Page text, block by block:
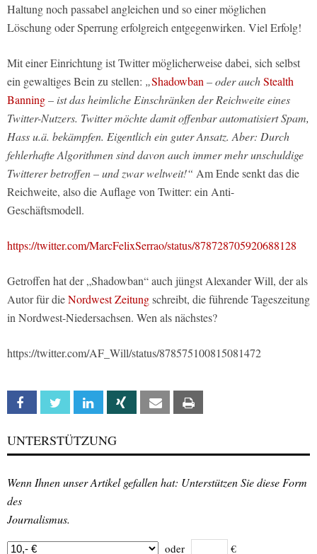
Haltung noch passabel angleichen und so einer möglichen
Löschung oder Sperrung erfolgreich entgegenwirken. Viel Erfolg!
Mit einer Einrichtung ist Twitter möglicherweise dabei, sich selbst
ein gewaltiges Bein zu stellen: „Shadowban – oder auchStealth
Banning– ist das heimliche Einschränken der Reichweite eines
Twitter-Nutzers. Twitter möchte damit offenbar automatisiert Spam,
Hass u.ä. bekämpfen. Eigentlich ein guter Ansatz. Aber: Durch
fehlerhafte Algorithmen sind davon auch immer mehr unschuldige
Twitterer betroffen – und zwar weltweit!“ Am Ende senkt das die
Reichweite, also die Auflage von Twitter: ein Anti-
Geschäftsmodell.
https://twitter.com/MarcFelixSerrao/status/878728705920688128
Getroffen hat der „Shadowban“ auch jüngst Alexander Will, der als
Autor für dieNordwest Zeitungschreibt, die führende Tageszeitung
in Nordwest-Niedersachsen. Wen als nächstes?
https://twitter.com/AF_Will/status/878575100815081472
Facebook Twitter Linkedin Xing Email
UNTERSTÜTZUNG
Wenn Ihnen unser Artikel gefallen hat: Unterstützen Sie diese Form
des
Journalismus.
oder €